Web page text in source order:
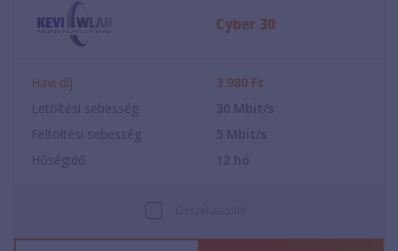
Cyber 30
Havi díj 3 980 Ft
Letöltési sebesség
30 Mbit/s
Feltöltési sebesség
5 Mbit/s
Hűségidő
12 hó